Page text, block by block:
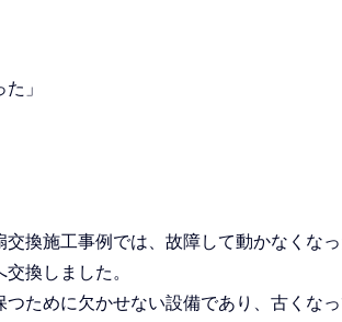
」
換施工事例では、故障して動かなくな
換しました。
ために欠かせない設備であり、古くな